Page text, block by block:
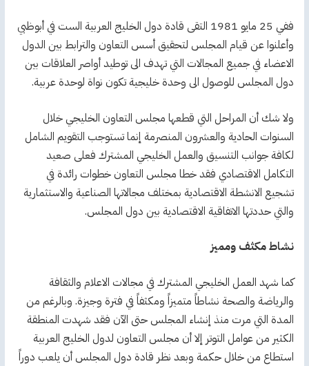
ففي 25 مايو 1981 التقى قادة دول الخليج العربية الست في أبوظبي
وأعلنوا عن قيام المجلس لتحقيق أسس التعاون والترابط بين الدول
الاعضاء في جميع المجالات التي تهدف الى توطيد أواصر العلاقات بين
دول المجلس للوصول الى وحدة خليجية تكون نواة لوحدة عربية.
ولا شك أن المراحل التي قطعها مجلس التعاون الخليجي خلال
السنوات الحادية والعشرون المنصرمة إنما تستوجب التقويم الشامل
لكافة جوانب التنسيق والعمل الخليجي المشترك فعلى صعيد
التكامل الاقتصادي فقد خطا مجلس التعاون خطوات رائدة في
تشجيع الانشطة الاقتصادية بمختلف مجالاتها الصناعية والاستثمارية
والتي حددتها الاتفاقية الاقتصادية بين دول المجلس.
نشاط مكثف ومميز
كما شهد العمل الخليجي المشترك في مجالات الاعلام والثقافة
والرياضة والصحة نشاطاً متميزاً ومكثفاً في فترة وجيزة. وبالرغم من
المدة التي مرت منذ إنشاء المجلس حتى الآن فقد شهدت المنطقة
الكثير من عوامل التوتر إلا أن مجلس التعاون لدول الخليج العربية
استطاع من خلال حكمة وبعد نظر قادة دول المجلس أن يلعب دوراً